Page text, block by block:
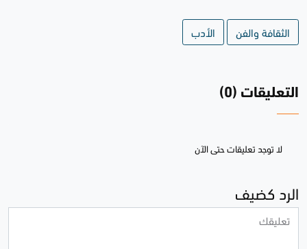
الثقافة والفن الأدب
التعليقات (0)
لا توجد تعليقات حتى الآن
الرد كضيف